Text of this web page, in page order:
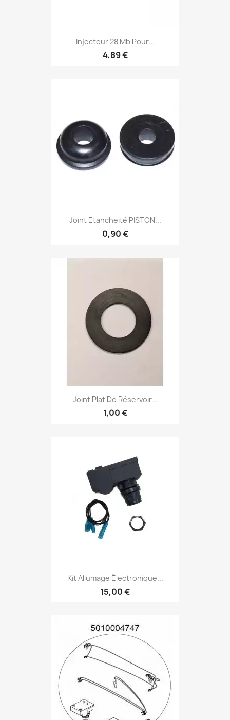
Injecteur 28 Mb Pour...
4,89 €
Joint Etancheité PISTON...
0,90 €
Joint Plat De Réservoir...
1,00 €
Kit Allumage Électronique...
15,00 €